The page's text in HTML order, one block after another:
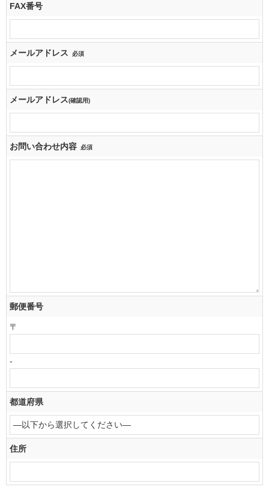
FAX番号
メールアドレス 必須
メールアドレス(確認用)
お問い合わせ内容 必須
郵便番号
〒
-
都道府県
住所